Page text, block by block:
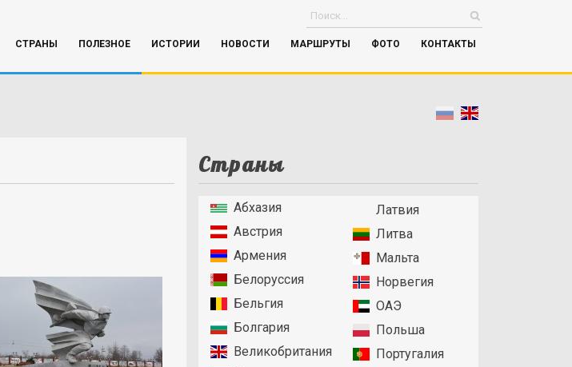
СТРАНЫ ПОЛЕЗНОЕ ИСТОРИИ НОВОСТИ МАРШРУТЫ ФОТО КОНТАКТЫ
Страны
Абхазия
Австрия
Армения
Белоруссия
Бельгия
Болгария
Великобритания
Латвия
Литва
Мальта
Норвегия
ОАЭ
Польша
Португалия